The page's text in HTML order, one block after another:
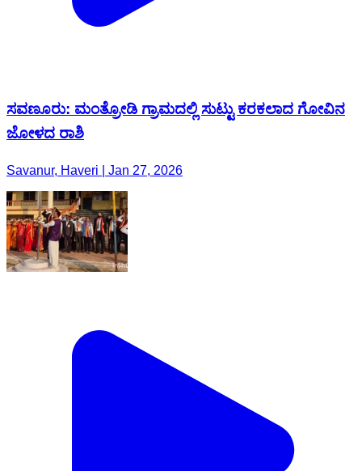
ಸವಣೂರು: ಮಂತ್ರೋಡಿ ಗ್ರಾಮದಲ್ಲಿ ಸುಟ್ಟು ಕರಕಲಾದ ಗೋವಿನ
ಜೋಳದ ರಾಶಿ
Savanur, Haveri | Jan 27, 2026